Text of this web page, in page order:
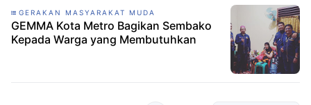
GERAKAN MASYARAKAT MUDA
GEMMA Kota Metro Bagikan Sembako
Kepada Warga yang Membutuhkan